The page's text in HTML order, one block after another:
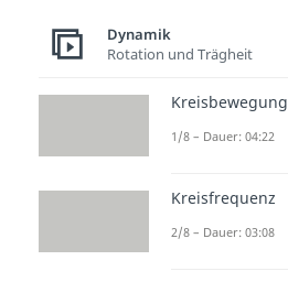
Dynamik
Rotation und Trägheit
Kreisbewegung
1/8 – Dauer: 04:22
Kreisfrequenz
2/8 – Dauer: 03:08